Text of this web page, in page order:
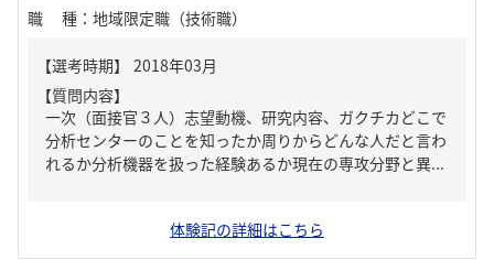
職種 ： 地域限定職（技術職）
【質問内容】
一次（面接官３人）志望動機、研究内容、ガクチカどこで
分析センターのことを知ったか周りからどんな人だと言わ
れるか分析機器を扱った経験あるか現在の専攻分野と異...
体験記の詳細はこちら